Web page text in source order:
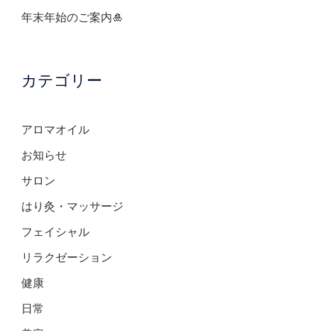
年末年始のご案内🎍
カテゴリー
アロマオイル
お知らせ
サロン
はり灸・マッサージ
フェイシャル
リラクゼーション
健康
日常